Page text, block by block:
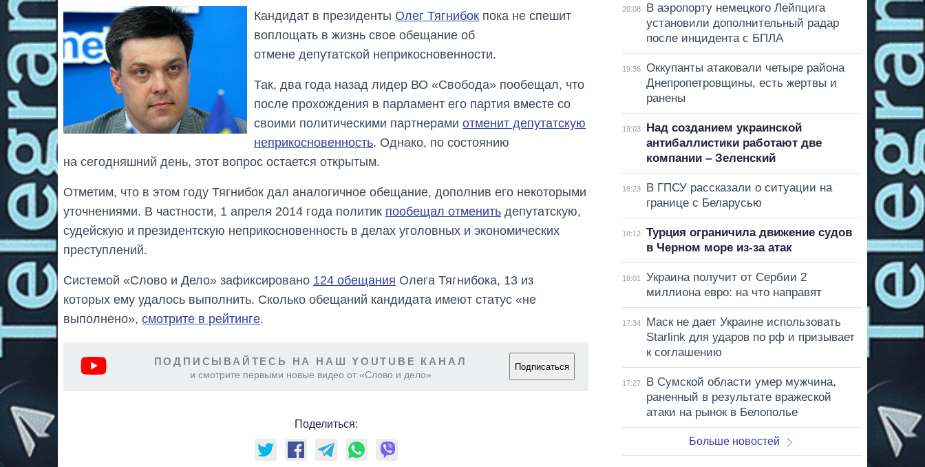
Кандидат в президенты Олег Тягнибок пока не спешит
воплощать в жизнь свое обещание об
отмене депутатской неприкосновенности.
Так, два года назад лидер ВО «Свобода» пообещал, что
после прохождения в парламент его партия вместе со
своими политическими партнерамиотменит депутатскую
неприкосновенность. Однако, по состоянию
на сегодняшний день, этот вопрос остается открытым.
Отметим, что в этом году Тягнибок дал аналогичное обещание, дополнив его некоторыми
уточнениями. В частности, 1 апреля 2014 года политик пообещал отменить депутатскую,
судейскую и президентскую неприкосновенность в делах уголовных и экономических
преступлений.
Системой «Слово и Дело» зафиксировано 124 обещания Олега Тягнибока, 13 из
которых ему удалось выполнить. Сколько обещаний кандидата имеют статус «не
выполнено», смотрите в рейтинге.
ПОДПИСЫВАЙТЕСЬ НА НАШ YOUTUBE КАНАЛ
и смотрите первыми новые видео от «Слово и дело»
Подписаться
Поделиться:
20:08
В аэропорту немецкого Лейпцига
установили дополнительный радар
после инцидента с БПЛА
19:36
Оккупанты атаковали четыре района
Днепропетровщины, есть жертвы и
ранены
19:03
Над созданием украинской
антибаллистики работают две
компании – Зеленский
18:23
В ГПСУ рассказали о ситуации на
границе с Беларусью
18:12
Турция ограничила движение судов
в Черном море из-за атак
18:01
Украина получит от Сербии 2
миллиона евро: на что направят
17:34
Маск не дает Украине использовать
Starlink для ударов по рф и призывает
к соглашению
17:27
В Сумской области умер мужчина,
раненный в результате вражеской
атаки на рынок в Белополье
Больше новостей